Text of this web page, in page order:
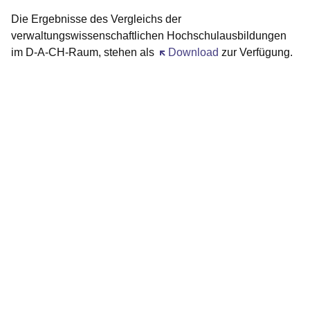
Die Ergebnisse des Vergleichs der
verwaltungswissenschaftlichen Hochschulausbildungen
im D-A-CH-Raum, stehen als
Download
Öffnet sich in einem neuen
zur Verfügung.